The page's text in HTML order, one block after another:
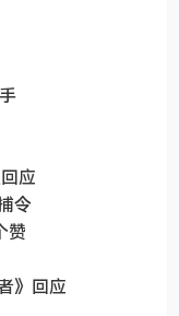
应
令
赞
》回应